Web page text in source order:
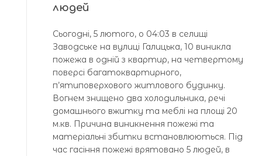
людей
Сьогодні, 5 лютого, о 04:03 в селищі
Заводське на вулиці Галицька, 10 виникла
пожежа в одній з квартир, на четвертому
поверсі багатоквартирного,
п’ятиповерхового житлового будинку.
Вогнем знищено два холодильника, речі
домашнього вжитку та меблі на площі 20
м.кв. Причина виникнення пожежі та
матеріальні збитки встановлюються. Під
час гасіння пожежі врятовано 5 людей, в